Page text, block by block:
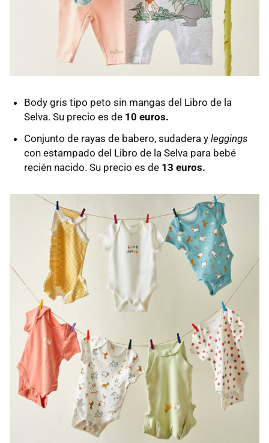
Body gris tipo peto sin mangas del Libro de la
Selva. Su precio es de 10 euros.
Conjunto de rayas de babero, sudadera y leggings
con estampado del Libro de la Selva para bebé
recién nacido. Su precio es de 13 euros.